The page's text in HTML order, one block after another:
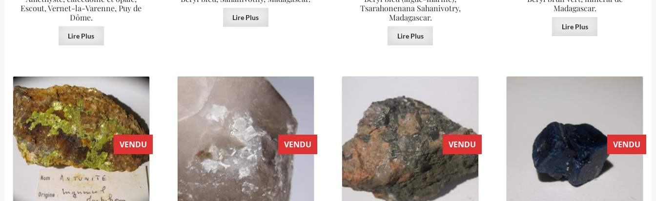
Escout, Vernet-la-Varenne, Puy de
Dôme.
Lire Plus
Lire Plus
Tsarahonenana Sahanivotry,
Madagascar.
Lire Plus
Madagascar.
Lire Plus
VENDU VENDU VENDU VENDU